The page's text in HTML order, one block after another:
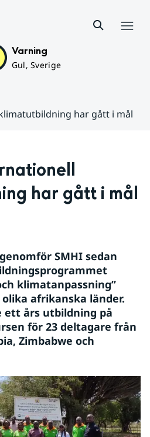
Varning
Gul, Sverige
har gått i mål
har gått i mål
SMHI sedan
klimatanpassning”
afrikanska länder.
års utbildning på
för 23 deltagare från
Zimbabwe och